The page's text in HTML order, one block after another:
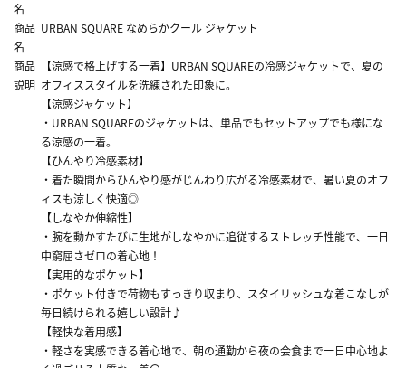
名
商品
名
URBAN SQUARE なめらかクール ジャケット
商品
説明
【涼感で格上げする一着】URBAN SQUAREの冷感ジャケットで、夏の
オフィススタイルを洗練された印象に。
【涼感ジャケット】
・URBAN SQUAREのジャケットは、単品でもセットアップでも様にな
る涼感の一着。
【ひんやり冷感素材】
・着た瞬間からひんやり感がじんわり広がる冷感素材で、暑い夏のオフ
ィスも涼しく快適◎
【しなやか伸縮性】
・腕を動かすたびに生地がしなやかに追従するストレッチ性能で、一日
中窮屈さゼロの着心地！
【実用的なポケット】
・ポケット付きで荷物もすっきり収まり、スタイリッシュな着こなしが
毎日続けられる嬉しい設計♪
【軽快な着用感】
・軽さを実感できる着心地で、朝の通勤から夜の会食まで一日中心地よ